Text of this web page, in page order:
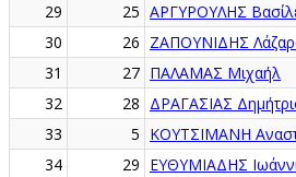
29
25 ΑΡΓΥΡΟΥΛΗΣ
30
26 ΖΑΠΟΥΝΙΔΗΣ
31
27 ΠΑΛΑΜΑΣ Μιχαήλ
32
28 ΔΡΑΓΑΣΙΑΣ
33
5 ΚΟΥΤΣΙΜΑΝΗ
34
29 ΕΥΘΥΜΙΑΔΗΣ